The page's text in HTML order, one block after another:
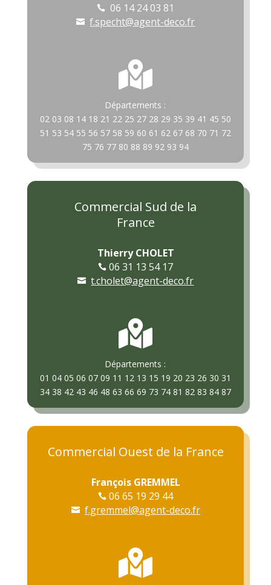
 06 14 24 03 81
 f.specht@agent-deco.fr

Départements :
02 03 08 14 18 21 22 25 27 28 29 35 39 41 45 50
51 53 54 55 56 57 58 59 60 61 62 67 68 70 71 72
75 76 77 80 88 89 92 93 94
Commercial Sud de la
France
Thierry CHOLET
 06 31 13 54 17
 t.cholet@agent-deco.fr

Départements :
01 04 05 06 07 09 11 12 13 15 19 20 23 26 30 31
34 38 42 43 46 48 63 66 69 73 74 81 82 83 84 87
Commercial Ouest de la France
François GREMMEL
 06 65 19 29 44
 f.gremmel@agent-deco.fr
